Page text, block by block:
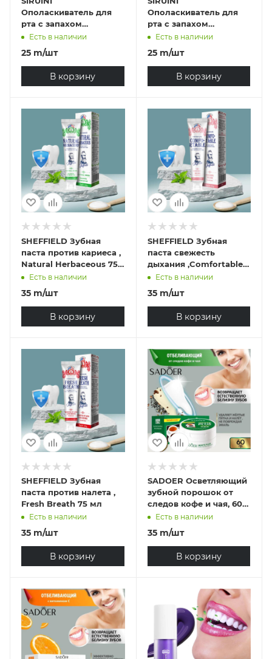
Oполаскиватель для
рта с запахом
Винограда #2072
Есть в наличии
25 m/шт
В корзину
Oполаскиватель для
рта с запахом
Лимонa+морская соль
#2096
Есть в наличии
25m/шт
В корзину
SHEFFIELD Зубная
паста против кариеса ,
Natural Herbaceous 75
млЕсть в наличии
35 m/шт
В корзину
SHEFFIELD Зубная
паста свежесть
дыхания ,Comfortable
75 мл
Есть в наличии
35m/шт
В корзину
SHEFFIELD Зубная
паста против налета ,
Fresh Breath 75 мл
Есть в наличии
35 m/шт
В корзину
SADOER Осветляющий
зубной порошок от
следов кофе и чая, 60
гр.Есть в наличии
35m/шт
В корзину